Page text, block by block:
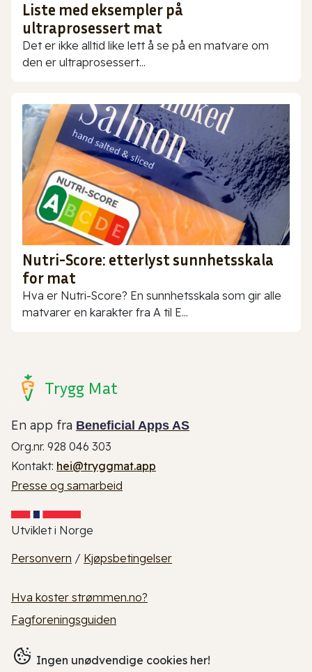
Liste med eksempler på
ultraprosessert mat
Det er ikke alltid like lett å se på en matvare om
den er ultraprosessert...
Nutri-Score: etterlyst sunnhetsskala
for mat
Hva er Nutri-Score? En sunnhetsskala som gir alle
matvarer en karakter fra A til E...
Trygg Mat
En app fra Beneficial Apps AS
Org.nr. 928 046 303
Kontakt: hei@tryggmat.app
Presse og samarbeid
Utviklet i Norge
Personvern / Kjøpsbetingelser
Hva koster strømmen.no?
Fagforeningsguiden
Ingen unødvendige cookies her!